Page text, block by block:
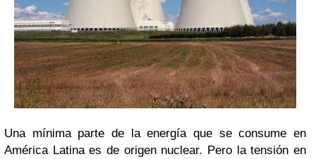
Una mínima parte de la energía que se consume en
América Latina es de origen nuclear. Pero la tensión en